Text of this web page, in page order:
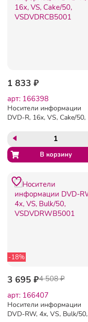
1 833 ₽
арт: 166398
Носители информации
DVD-R, 16x, VS, Cake/50,
-18%
3 695 ₽4 508 ₽
арт: 166407
Носители информации
DVD-RW, 4x, VS, Bulk/50,